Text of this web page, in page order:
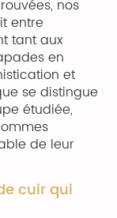
nos
entre
tant aux
en
et
se distingue
étudiée,
de leur
cuir qui